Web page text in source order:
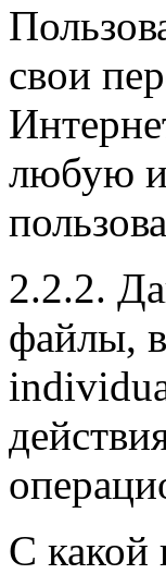
свои
любую
2.2.2.
файлы,
С какой